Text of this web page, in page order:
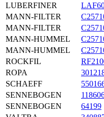
LUBERFINER
MANN-FILTER
MANN-FILTER
MANN-HUMMEL
MANN-HUMMEL
ROCKFIL
ROPA
SCHAEFF
SENNEBOGEN
SENNEBOGEN
64199